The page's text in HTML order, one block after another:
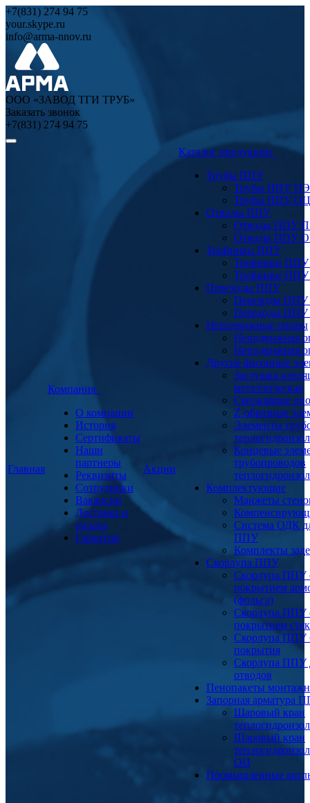
+7(831) 274 94 75
your.skype.ru
info@arma-nnov.ru
ООО «ЗАВОД ТГИ ТРУБ»
Заказать звонок
+7(831) 274 94 75
Главная
Компания
О компании
История
Сертификаты
Наши
партнеры
Реквизиты
Сотрудники
Вакансии
Доставка и
оплата
Гарантия
Акции
Каталог продукции
Трубы ППУ
Трубы ППУ ПЭ
Трубы ППУ ОЦ
Отводы ППУ
Отводы ППУ
Отводы ППУ
Тройники ППУ
Тройники
Тройники
Переходы ППУ
Переходы
Переходы
Неподвижные опоры
Неподвижная
Неподвижная
Другие фасонные
Заглушка
металлическая
Скользящие
Z-образные
Элементы
Концевые
трубопроводов
Комплектующие
Манжеты
Система ОДК
ППУ
Комплекты
Скорлупа ППУ
Скорлупа ППУ
покрытием
(фольга)
Скорлупа ППУ
покрытием
Скорлупа ППУ
покрытия
Скорлупа ППУ
отводов
Пенопакеты
Запорная арматура
Шаровый кран
Шаровый кран
ОЦ
Промышленные